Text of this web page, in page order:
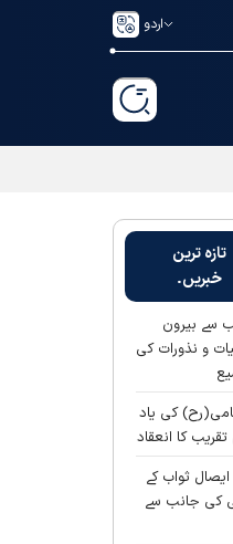
اردو
تازہ ترین
خبریں۔
سے بیرون
و نذورات کی
کی یاد
کا انعقاد
ایصال ثواب کے
کی جانب سے